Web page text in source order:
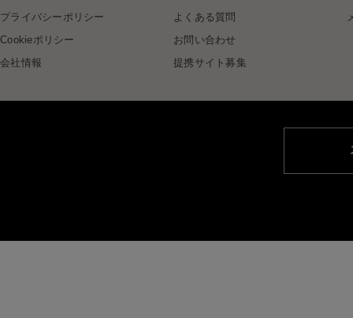
プライバシーポリシー
Cookieポリシー
会社情報
よくある質問
お問い合わせ
提携サイト募集